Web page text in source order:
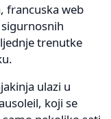
francuska web
trenutke
ulazi u
koji se